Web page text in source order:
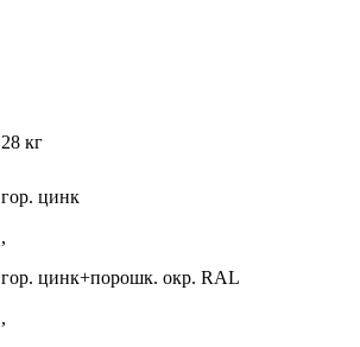
28 кг
гор. цинк
,
гор. цинк+порошк. окр. RAL
,